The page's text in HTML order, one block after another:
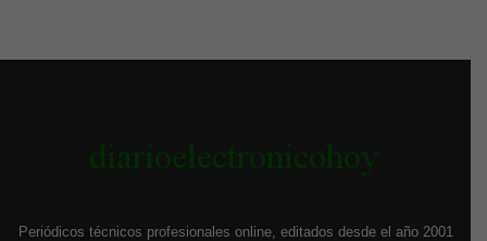
Periódicos técnicos profesionales online, editados desde el año 2001